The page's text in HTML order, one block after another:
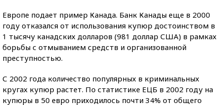
Европе подает пример Канада. Банк Канады еще в 2000
году отказался от использования купюр достоинством в
1 тысячу канадских долларов (981 доллар США) в рамках
борьбы с отмыванием средств и организованной
преступностью.
С 2002 года количество популярных в криминальных
кругах купюр растет. По статистике ЕЦБ в 2002 году на
купюры в 50 евро приходилось почти 34% от общего